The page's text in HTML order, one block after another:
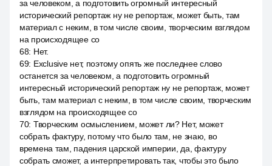
за человеком, а подготовить огромный интересный
исторический репортаж ну не репортаж, может быть, там
материал с неким, в том числе своим, творческим взглядом
на происходящее со
68: Нет.
69: Exclusive нет, поэтому опять же последнее слово
останется за человеком, а подготовить огромный
интересный исторический репортаж ну не репортаж, может
быть, там материал с неким, в том числе своим, творческим
взглядом на происходящее со
70: Творческим осмыслением, может ли? Нет, может
собрать фактуру, потому что было там, не знаю, во
времена там, падения царской империи, да, фактуру
собрать сможет, а интерпретировать так, чтобы это было